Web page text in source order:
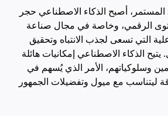
المستمر، أصبح الذكاء الاصطناعي حجر
الرقمي، وخاصة في مجال صناعة
التي تسعى لجذب الانتباه وتحقيق
الذكاء الاصطناعي إمكانيات هائلة
وسلوكياتهم، الأمر الذي يُسهم في
ليتناسب مع ميول وتفضيلات الجمهور